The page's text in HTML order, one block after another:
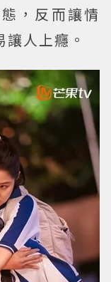
，反而讓情
人上癮。